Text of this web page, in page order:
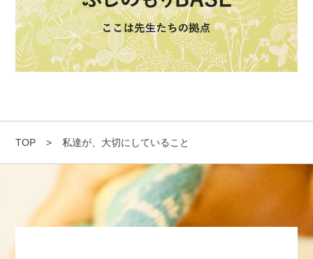
TOP > 私達が、大切にしていること